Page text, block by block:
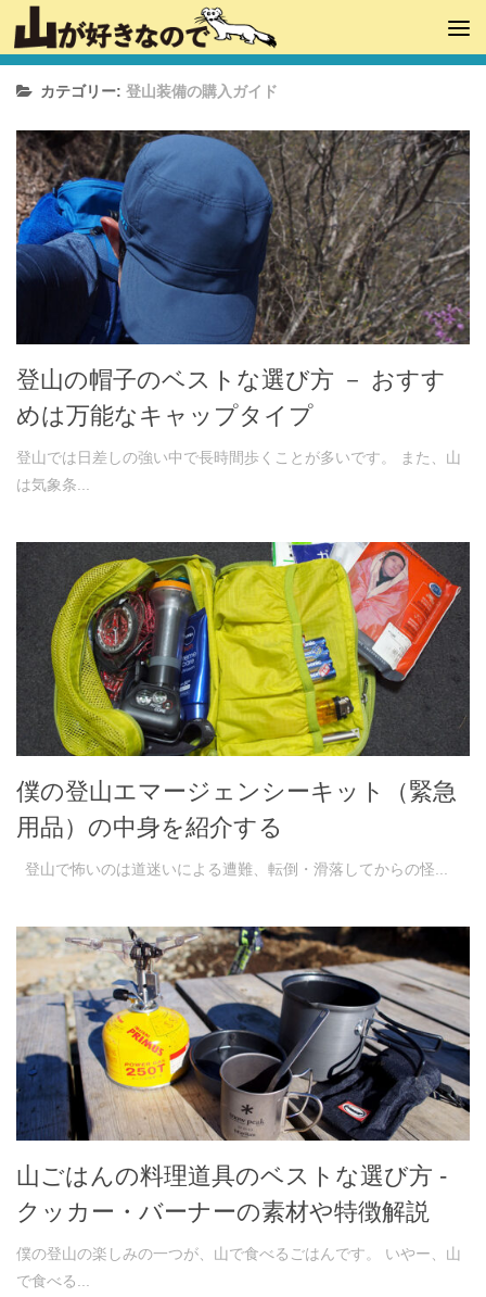
カテゴリー: 登山装備の購入ガイド
登山の帽子のベストな選び方 － おすす
めは万能なキャップタイプ
登山では日差しの強い中で長時間歩くことが多いです。 また、山
は気象条...
僕の登山エマージェンシーキット（緊急
用品）の中身を紹介する
登山で怖いのは道迷いによる遭難、転倒・滑落してからの怪...
山ごはんの料理道具のベストな選び方 -
クッカー・バーナーの素材や特徴解説
僕の登山の楽しみの一つが、山で食べるごはんです。 いやー、山
で食べる...